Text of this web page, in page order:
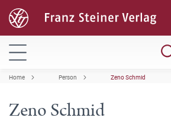
Home Person Zeno Schmid
Zeno Schmid